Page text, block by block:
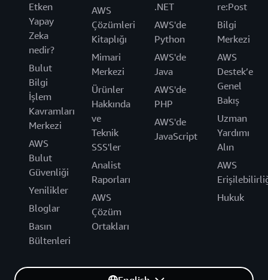
Etken
Yapay
Zeka
nedir?
Bulut
Bilgi
İşlem
Kavramları
Merkezi
AWS
Bulut
Güvenliği
Yenilikler
Bloglar
Basın
Bültenleri
AWS
Çözümleri
Kitaplığı
Mimari
Merkezi
Ürünler
Hakkında
ve
Teknik
SSS'ler
Analist
Raporları
AWS
Çözüm
Ortakları
.NET
AWS'de
Python
AWS'de
Java
AWS'de
PHP
AWS'de
JavaScript
re:Post
Bilgi
Merkezi
AWS
Destek’e
Genel
Bakış
Uzman
Yardımı
Alın
AWS
Hukuk